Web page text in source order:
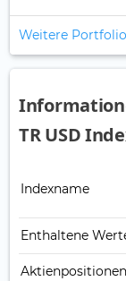
Weitere
TR USD
Indexname
Enthaltene
Aktienpositionen